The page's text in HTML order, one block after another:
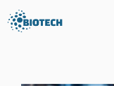
Aller
au